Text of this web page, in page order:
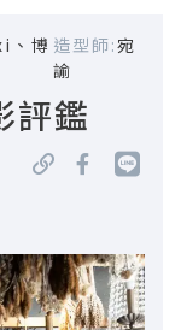
、博 造型師:宛
諭
評鑑